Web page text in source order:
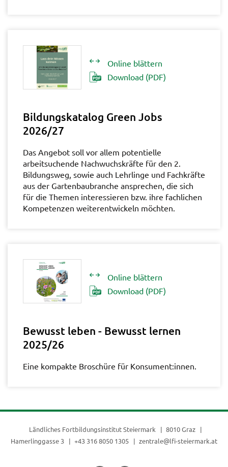
Online blättern
Download (PDF)
Bildungskatalog Green Jobs
2026/27
Das Angebot soll vor allem potentielle
arbeitsuchende Nachwuchskräfte für den 2.
Bildungsweg, sowie auch Lehrlinge und Fachkräfte
aus der Gartenbaubranche ansprechen, die sich
für die Themen interessieren bzw. ihre fachlichen
Kompetenzen weiterentwickeln möchten.
Online blättern
Download (PDF)
Bewusst leben - Bewusst lernen
2025/26
Eine kompakte Broschüre für Konsument:innen.
Ländliches Fortbildungsinstitut Steiermark
8010 Graz
Hamerlinggasse 3
+43 316 8050 1305 zentrale@lfi-steiermark.at